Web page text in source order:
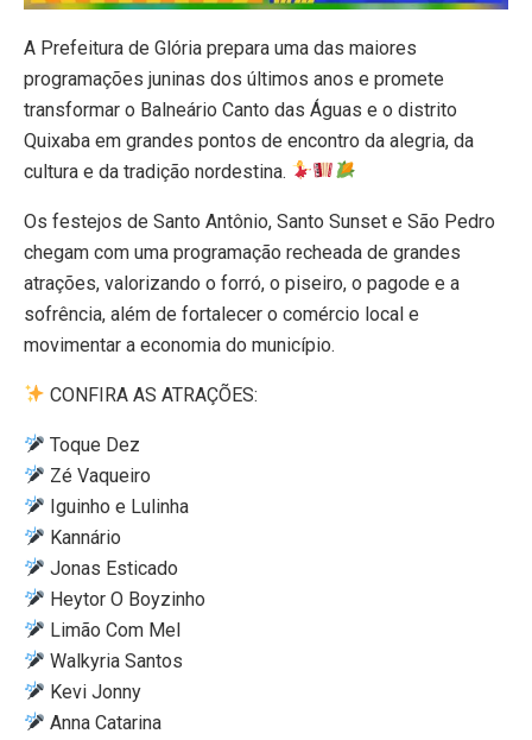
A Prefeitura de Glória prepara uma das maiores
programações juninas dos últimos anos e promete
transformar o Balneário Canto das Águas e o distrito
Quixaba em grandes pontos de encontro da alegria, da
cultura e da tradição nordestina.
Os festejos de Santo Antônio, Santo Sunset e São Pedro
chegam com uma programação recheada de grandes
atrações, valorizando o forró, o piseiro, o pagode e a
sofrência, além de fortalecer o comércio local e
movimentar a economia do município.
CONFIRA AS ATRAÇÕES:
Toque Dez
Zé Vaqueiro
Iguinho e Lulinha
Kannário
Jonas Esticado
Heytor O Boyzinho
Limão Com Mel
Walkyria Santos
Kevi Jonny
Anna Catarina